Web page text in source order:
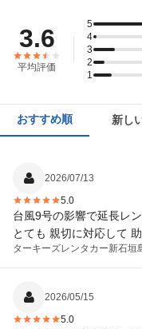
3.6
平均評価
5
4
3
2
1
おすすめ順 新し
2026/07/13
5.0
台風9号の影響で延長レ
とても 親切に対応して
ターキーズレンタカー新石垣
2026/05/15
5.0